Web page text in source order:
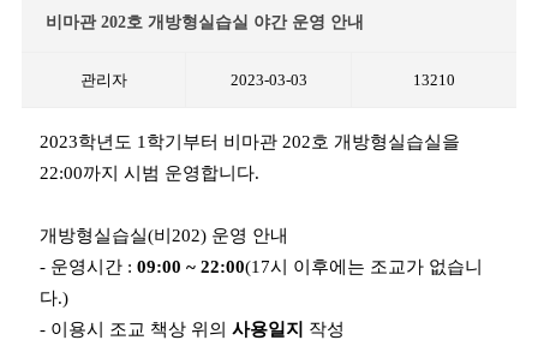
비마관 202호 개방형실습실 야간 운영 안내
관리자 2023-03-03 13210
2023학년도 1학기부터 비마관 202호 개방형실습실을
22:00까지 시범 운영합니다.
개방형실습실(비202) 운영 안내
- 운영시간 : 09:00 ~ 22:00(17시 이후에는 조교가 없습니
다.)
- 이용시 조교 책상 위의 사용일지
작성